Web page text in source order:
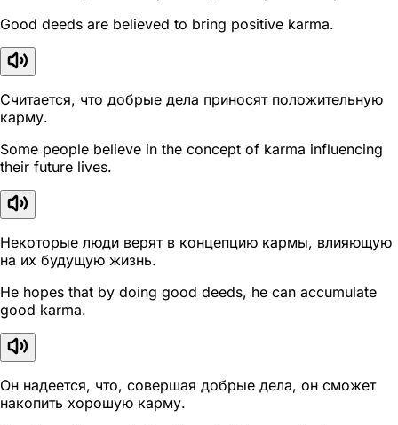
Good deeds are believed to bring positive karma.
Считается, что добрые дела приносят положительную
карму.
Some people believe in the concept of karma influencing
their future lives.
Некоторые люди верят в концепцию кармы, влияющую
на их будущую жизнь.
He hopes that by doing good deeds, he can accumulate
good karma.
Он надеется, что, совершая добрые дела, он сможет
накопить хорошую карму.